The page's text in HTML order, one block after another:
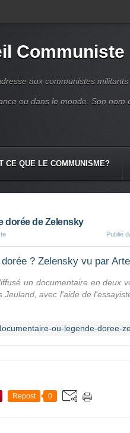
Communiste
aux communistes
ou dans le monde. Son nom
CE QUE LE COMMUNISME?
dorée de Zelensky
Publié
un documentaire en deux
Jeuland, avec l'aide de
Repost 0